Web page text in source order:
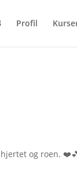
Profil
og roen.